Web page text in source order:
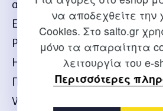
να αποδεχθείτε την
Cookies. Στο salto.gr
μόνο τα απαραίτητα
λειτουργία του e-
Περισσότερες
αξιολόγηση και ερμηνεία των
Everett Harman, John
Pandorf
Η ΤΕΧΝΙΚΗ ΤΩΝ ΑΣΚΗΣΕΩΝ
Προθέρμανση και διατάσεις
William R. Holcomb